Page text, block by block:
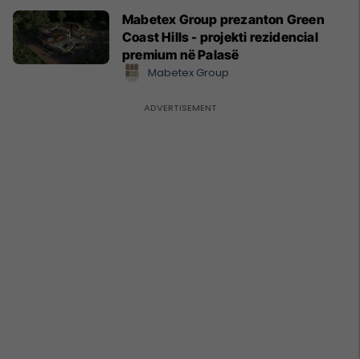
Mabetex Group prezanton Green
Coast Hills - projekti rezidencial
premium në Palasë
Mabetex Group